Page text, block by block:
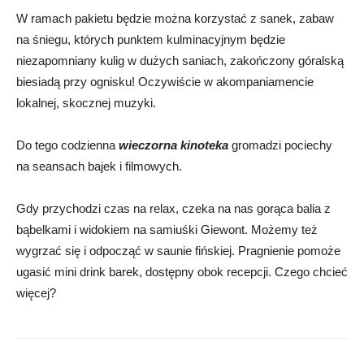
W ramach pakietu będzie można korzystać z sanek, zabaw
na śniegu, których punktem kulminacyjnym będzie
niezapomniany kulig w dużych saniach, zakończony góralską
biesiadą przy ognisku! Oczywiście w akompaniamencie
lokalnej, skocznej muzyki.
Do tego codzienna wieczorna kinoteka gromadzi pociechy
na seansach bajek i filmowych.
Gdy przychodzi czas na relax, czeka na nas gorąca balia z
bąbelkami i widokiem na samiuśki Giewont. Możemy też
wygrzać się i odpocząć w saunie fińskiej. Pragnienie pomoże
ugasić mini drink barek, dostępny obok recepcji. Czego chcieć
więcej?